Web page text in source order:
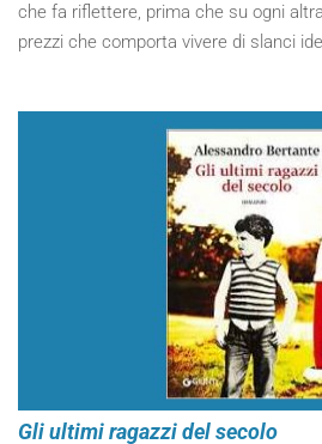
che fa riflettere, prima che su ogni
prezzi che comporta vivere di slanci
Gli ultimi ragazzi del secolo